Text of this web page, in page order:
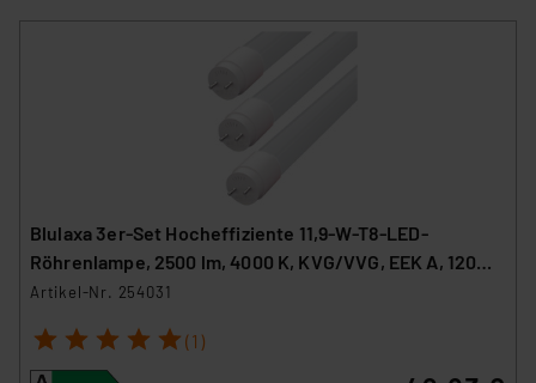
Blulaxa 3er-Set Hocheffiziente 11,9-W-T8-LED-
Röhrenlampe, 2500 lm, 4000 K, KVG/VVG, EEK A, 120
cm
Artikel-Nr. 254031
1 2 3 4 5 (1)